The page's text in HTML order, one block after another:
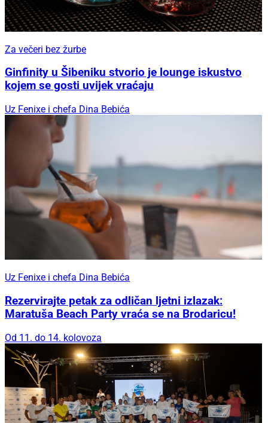
Za večeri bez žurbe
Ginfinity u Šibeniku stvorio je lounge iskustvo
kojem se gosti uvijek vraćaju
Uz Fenixe i chefa Dina Bebića
Uz Fenixe i chefa Dina Bebića
Rezervirajte petak za odličan ljetni izlazak:
Maratuša Beach Party vraća se na Brodaricu!
Od 11. do 14. kolovoza